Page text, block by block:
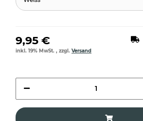
9,95 €
inkl. 19% MwSt. , zzgl. Versand